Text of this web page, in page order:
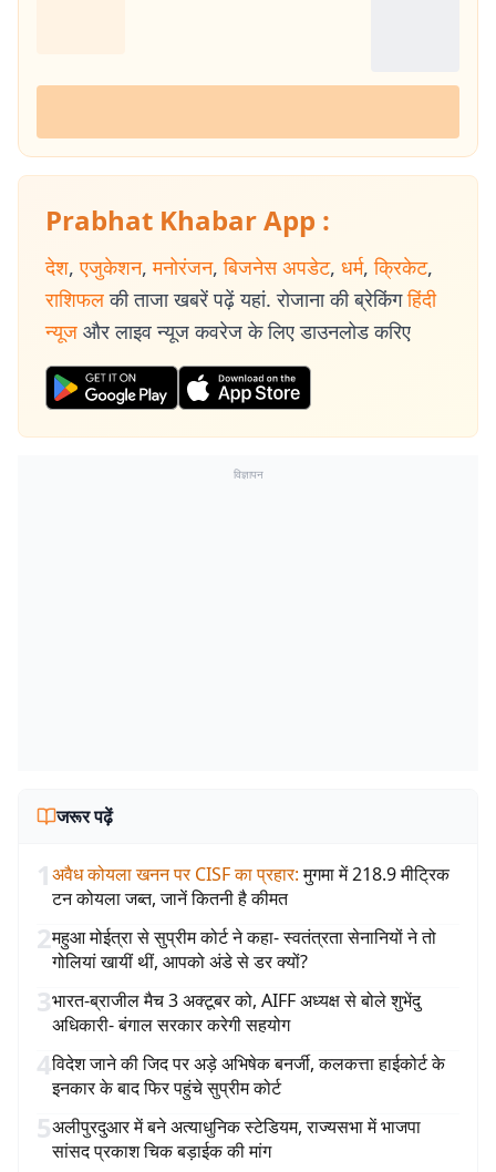
Prabhat Khabar App :
देश, एजुकेशन, मनोरंजन, बिजनेस अपडेट, धर्म, क्रिकेट,
राशिफल की ताजा खबरें पढ़ें यहां. रोजाना की ब्रेकिंग हिंदी
न्यूज और लाइव न्यूज कवरेज के लिए डाउनलोड करिए
विज्ञापन
जरूर पढ़ें
1अवैध कोयला खनन पर CISF का प्रहार: मुगमा में 218.9 मीट्रिक
टन कोयला जब्त, जानें कितनी है कीमत
2महुआ मोईत्रा से सुप्रीम कोर्ट ने कहा- स्वतंत्रता सेनानियों ने तो
गोलियां खायीं थीं, आपको अंडे से डर क्यों?
3भारत-ब्राजील मैच 3 अक्टूबर को, AIFF अध्यक्ष से बोले शुभेंदु
अधिकारी- बंगाल सरकार करेगी सहयोग
4विदेश जाने की जिद पर अड़े अभिषेक बनर्जी, कलकत्ता हाईकोर्ट के
इनकार के बाद फिर पहुंचे सुप्रीम कोर्ट
5अलीपुरदुआर में बने अत्याधुनिक स्टेडियम, राज्यसभा में भाजपा
सांसद प्रकाश चिक बड़ाईक की मांग